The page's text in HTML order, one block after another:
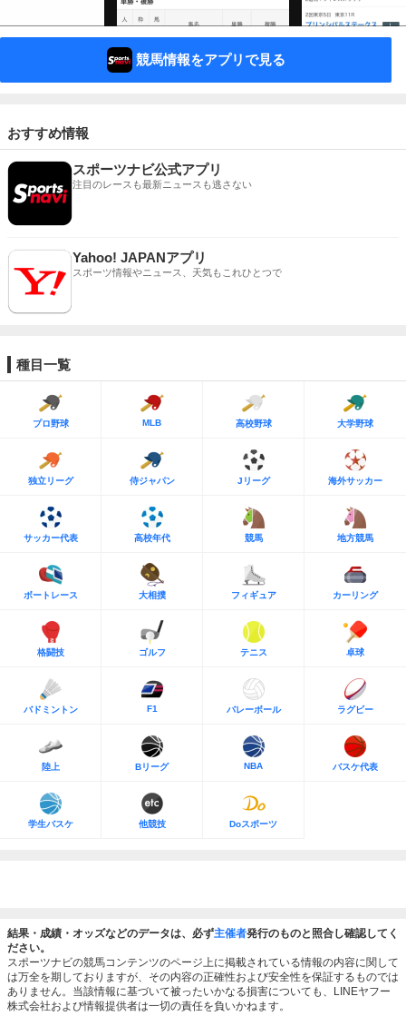
競馬情報をアプリで見る
おすすめ情報
スポーツナビ公式アプリ
注目のレースも最新ニュースも逃さない
Yahoo! JAPANアプリ
スポーツ情報やニュース、天気もこれひとつで
種目一覧
プロ野球 MLB 高校野球 大学野球
独立リーグ 侍ジャパン Jリーグ 海外サッカー
サッカー代表 高校年代 競馬 地方競馬
ボートレース 大相撲 フィギュア カーリング
格闘技 ゴルフ テニス 卓球
バドミントン F1 バレーボール ラグビー
陸上 Bリーグ NBA バスケ代表
学生バスケ 他競技 Doスポーツ
結果・成績・オッズなどのデータは、必ず主催者発行のものと照合し確認してく
ださい。
スポーツナビの競馬コンテンツのページ上に掲載されている情報の内容に関して
は万全を期しておりますが、その内容の正確性および安全性を保証するものでは
ありません。当該情報に基づいて被ったいかなる損害についても、LINEヤフー
株式会社および情報提供者は一切の責任を負いかねます。